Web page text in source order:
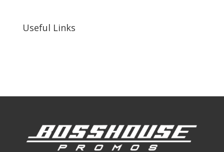
Useful Links